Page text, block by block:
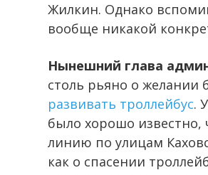
Жилкин. Однако
вообще никакой
Нынешний глава
столь рьяно о желании
развивать троллейбус.
было хорошо известно,
линию по улицам
как о спасении